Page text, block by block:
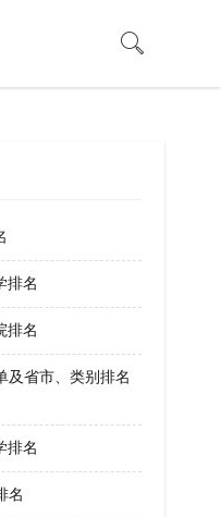
排名
排名
及省市、类别排名
排名
名